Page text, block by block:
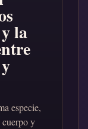
la
especie,
cuerpo y